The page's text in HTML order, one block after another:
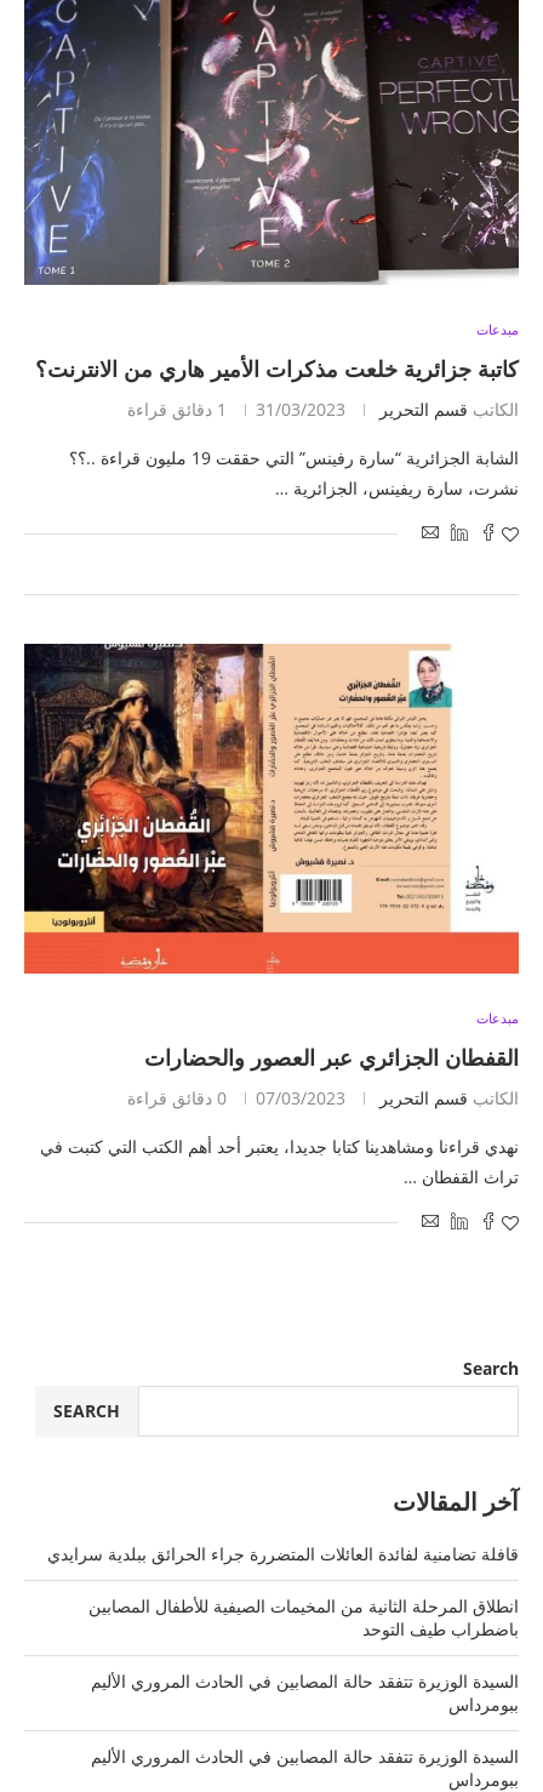
مبدعات
كاتبة جزائرية خلعت مذكرات الأمير هاري من الانترنت؟
الكاتب قسم التحرير 31/03/2023 1 دقائق قراءة
الشابة الجزائرية “سارة رفينس” التي حققت 19 مليون قراءة ..؟؟
نشرت، سارة ريفينس، الجزائرية …
مبدعات
القفطان الجزائري عبر العصور والحضارات
الكاتب قسم التحرير 07/03/2023 0 دقائق قراءة
نهدي قراءنا ومشاهدينا كتابا جديدا، يعتبر أحد أهم الكتب التي كتبت في
تراث القفطان …
Search
SEARCH
آخر المقالات
قافلة تضامنية لفائدة العائلات المتضررة جراء الحرائق ببلدية سرايدي
انطلاق المرحلة الثانية من المخيمات الصيفية للأطفال المصابين
باضطراب طيف التوحد
السيدة الوزيرة تتفقد حالة المصابين في الحادث المروري الأليم
ببومرداس
السيدة الوزيرة تتفقد حالة المصابين في الحادث المروري الأليم
ببومرداس